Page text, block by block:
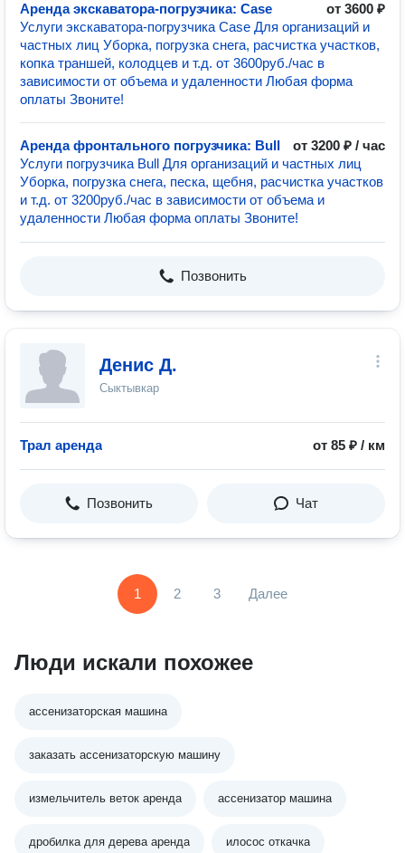
Аренда экскаватора-погрузчика: Case
от 3600 ₽
Услуги экскаватора-погрузчика Case Для организаций и
частных лиц Уборка, погрузка снега, расчистка участков,
копка траншей, колодцев и т.д. от 3600руб./час в
зависимости от объема и удаленности Любая форма
оплаты Звоните!
Аренда фронтального погрузчика: Bull
от 3200 ₽ / час
Услуги погрузчика Bull Для организаций и частных лиц
Уборка, погрузка снега, песка, щебня, расчистка участков
и т.д. от 3200руб./час в зависимости от объема и
удаленности Любая форма оплаты Звоните!
Позвонить
Денис Д.
Сыктывкар
Трал аренда от 85 ₽ / км
Позвонить Чат
1 2 3 Далее
Люди искали похожее
ассенизаторская машина
заказать ассенизаторскую машину
измельчитель веток аренда ассенизатор машина
дробилка для дерева аренда илосос откачка